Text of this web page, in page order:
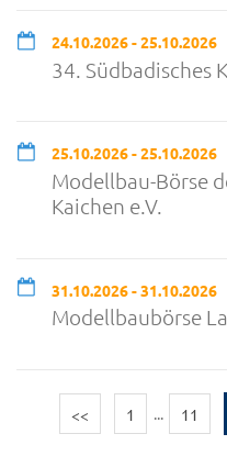
24.10.2026 - 25.10.2026
34. Südbadisches
25.10.2026 - 25.10.2026
Modellbau-Börse
Kaichen e.V.
31.10.2026 - 31.10.2026
Modellbaubörse
<< 1 ... 11